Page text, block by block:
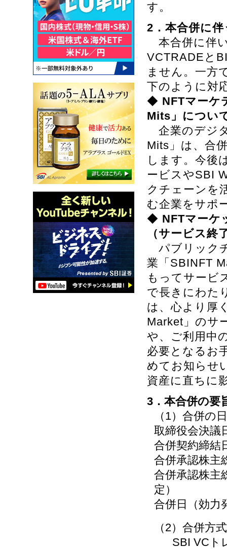
す。
2．本合併に
本合併に伴
VCTRADEと
ません。一方
下のように対
◆ NFTマーケ
Mits」につい
企業のデジ
Mits」は、合
します。今後
ービスやSBI
クチェーンを
む企業をサポ
◆ NFTマーケ
（サービス終
パブリック
業「SBINFT
もってサービ
で長きにわた
は、心より厚
Market」のサ
や、ご利用中
必要となるお
めてお知らせ
資産に直ちに
3．本合併の要
（1）合併の
取締役会決議
合併契約締結
合併承認株主
合併承認株主
定）
合併日（効力
（2）合併方式
SBI VCト